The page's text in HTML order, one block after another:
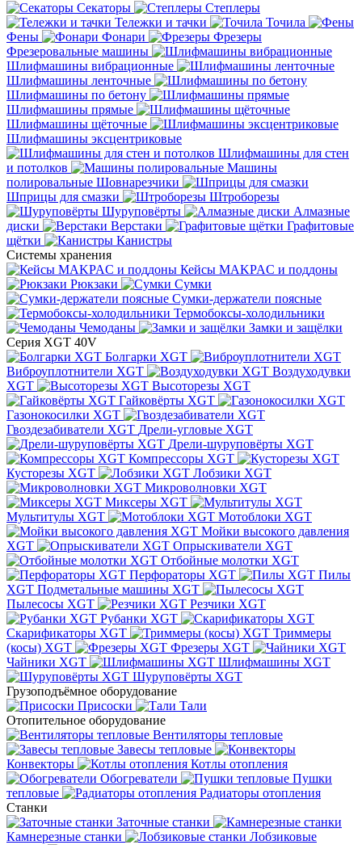
Секаторы
Степлеры
Тележки и тачки
Точила
Фены
Фонари
Фрезеры
Фрезеровальные машины
Шлифмашины вибрационные
Шлифмашины ленточные
Шлифмашины по бетону
Шлифмашины прямые
Шлифмашины щёточные
Шлифмашины эксцентриковые
Шлифмашины для стен
и потолков
Машины
полировальные Шовнарезчики
Шприцы для смазки
Штроборезы
Шуруповёрты
Алмазные
диски
Верстаки
Графитовые
щётки
Канистры
Системы хранения
Кейсы MAKPAC и поддоны
Рюкзаки
Сумки
Сумки-держатели поясные
Термобоксы-холодильники
Чемоданы
Замки и защёлки
Серия XGT 40V
Болгарки XGT
Виброуплотнители XGT
Воздуходувки
XGT
Высоторезы XGT
Гайковёрты XGT
Газонокосилки XGT
Гвоздезабиватели XGT Дрели-угловые XGT
Дрели-шуруповёрты XGT
Компрессоры XGT
Кусторезы XGT
Лобзики XGT
Микроволновки XGT
Миксеры XGT
Мультитулы XGT
Мотоблоки XGT
Мойки высокого давления
XGT
Опрыскиватели XGT
Отбойные молотки XGT
Перфораторы XGT
Пилы
XGT Подметальные машины XGT
Пылесосы XGT
Резчики XGT
Рубанки XGT
Скарификаторы XGT
Триммеры
(косы) XGT
Фрезеры XGT
Чайники XGT
Шлифмашины XGT
Шуруповёрты XGT
Грузоподъёмное оборудование
Присоски
Тали
Отопительное оборудование
Вентиляторы тепловые
Завесы тепловые
Конвекторы
Котлы отопления
Обогреватели
Пушки
тепловые
Радиаторы отопления
Станки
Заточные станки
Камнерезные станки
Лобзиковые